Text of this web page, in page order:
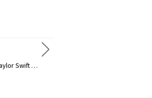
Gepersonaliseerde Taylor Swift Monogram Ketting Sterling Zilver